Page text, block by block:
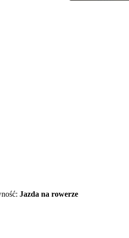
Jazda na rowerze